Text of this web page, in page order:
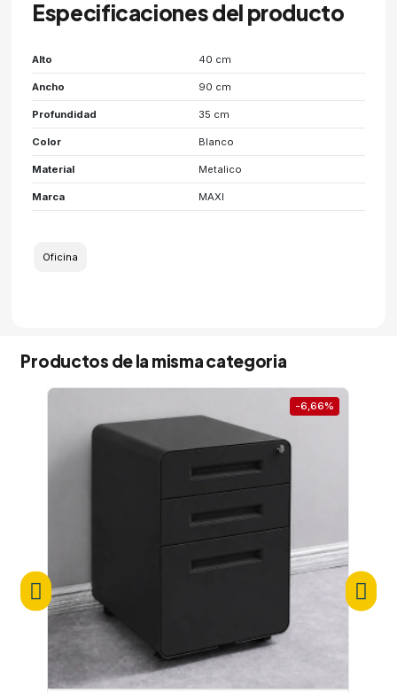
Especificaciones del producto
Alto 40 cm
Ancho 90 cm
Profundidad 35 cm
Color Blanco
Material Metalico
Marca MAXI
Oficina
Productos de la misma categoria
-6,66%